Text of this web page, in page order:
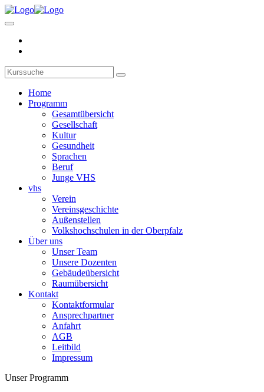
Home
Programm
Gesamtübersicht
Gesellschaft
Kultur
Gesundheit
Sprachen
Beruf
Junge VHS
vhs
Verein
Vereinsgeschichte
Außenstellen
Volkshochschulen in der Oberpfalz
Über uns
Unser Team
Unsere Dozenten
Gebäudeübersicht
Raumübersicht
Kontakt
Kontaktformular
Ansprechpartner
Anfahrt
AGB
Leitbild
Impressum
Unser Programm